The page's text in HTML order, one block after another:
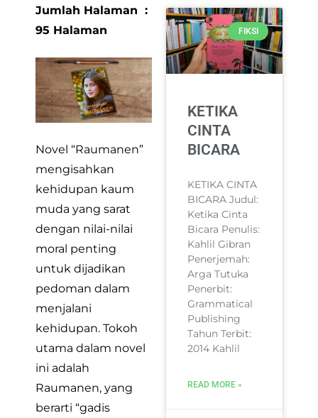
Jumlah Halaman :
95 Halaman
Novel “Raumanen”
mengisahkan
kehidupan kaum
muda yang sarat
dengan nilai-nilai
moral penting
untuk dijadikan
pedoman dalam
menjalani
kehidupan. Tokoh
utama dalam novel
ini adalah
Raumanen, yang
berarti “gadis
FIKSI
KETIKA
CINTA
BICARA
KETIKA CINTA
BICARA Judul:
Ketika Cinta
Bicara Penulis:
Kahlil Gibran
Penerjemah:
Arga Tutuka
Penerbit:
Grammatical
Publishing
Tahun Terbit:
2014 Kahlil
READ MORE »